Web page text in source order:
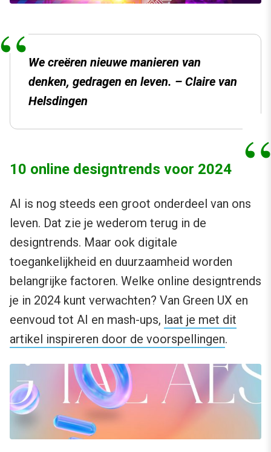
We creëren nieuwe manieren van
denken, gedragen en leven. – Claire van
Helsdingen
10 online designtrends voor 2024
AI is nog steeds een groot onderdeel van ons
leven. Dat zie je wederom terug in de
designtrends. Maar ook digitale
toegankelijkheid en duurzaamheid worden
belangrijke factoren. Welke online designtrends
je in 2024 kunt verwachten? Van Green UX en
eenvoud tot AI en mash-ups, laat je met dit
artikel inspireren door de voorspellingen.